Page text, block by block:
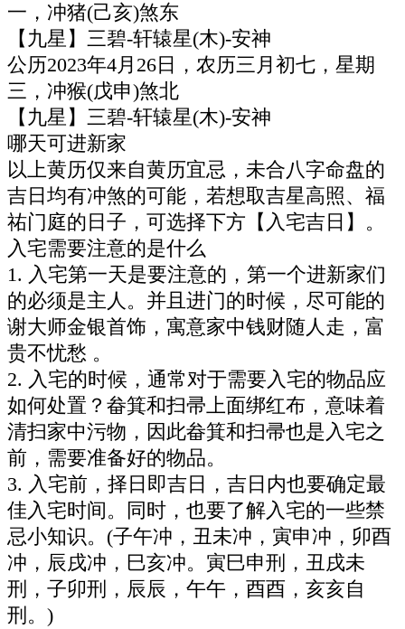
一，冲猪(己亥)煞东
【九星】三碧-轩辕星(木)-安神
公历2023年4月26日，农历三月初七，星期
三，冲猴(戊申)煞北
【九星】三碧-轩辕星(木)-安神
哪天可进新家
以上黄历仅来自黄历宜忌，未合八字命盘的
吉日均有冲煞的可能，若想取吉星高照、福
祐门庭的日子，可选择下方【入宅吉日】。
入宅需要注意的是什么
1. 入宅第一天是要注意的，第一个进新家们
的必须是主人。并且进门的时候，尽可能的
谢大师金银首饰，寓意家中钱财随人走，富
贵不忧愁 。
2. 入宅的时候，通常对于需要入宅的物品应
如何处置？畚箕和扫帚上面绑红布，意味着
清扫家中污物，因此畚箕和扫帚也是入宅之
前，需要准备好的物品。
3. 入宅前，择日即吉日，吉日内也要确定最
佳入宅时间。同时，也要了解入宅的一些禁
忌小知识。(子午冲，丑未冲，寅申冲，卯酉
冲，辰戌冲，巳亥冲。寅巳申刑，丑戌未
刑，子卯刑，辰辰，午午，酉酉，亥亥自
刑。)